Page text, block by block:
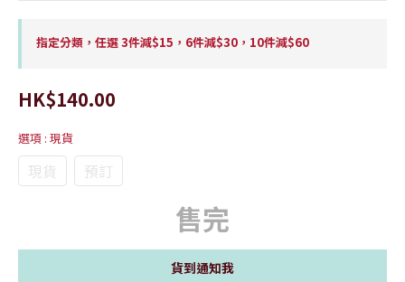
指定分類，任選 3件減$15，6件減$30，10件減$60
HK$140.00
選項 : 現貨
現貨 預訂
售完
貨到通知我